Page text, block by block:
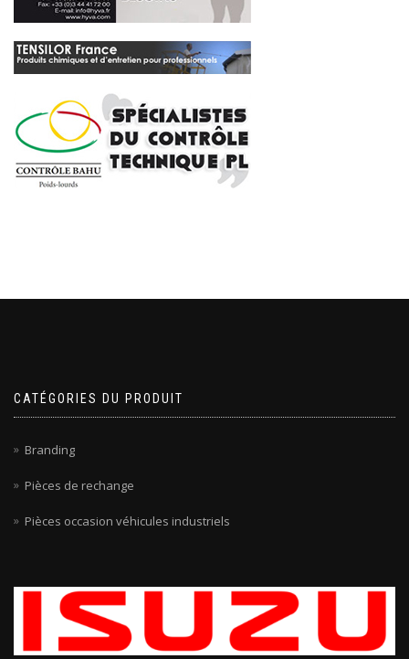
CATÉGORIES DU PRODUIT
Branding
Pièces de rechange
Pièces occasion véhicules industriels